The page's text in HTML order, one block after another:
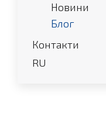
Новини
Блог
Контакти
RU